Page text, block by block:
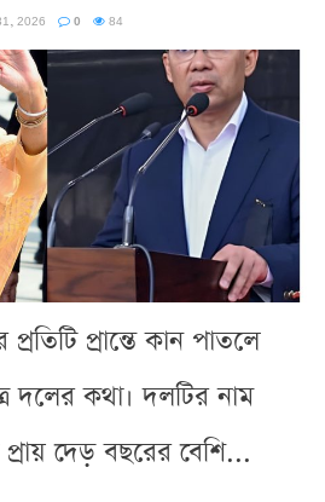
2026 0 84
প্রান্তে কান পাতলে
দলের কথা। দলটির নাম
দেড় বছরের বেশি...